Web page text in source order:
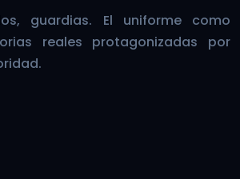
guardias. El uniforme como
reales protagonizadas por